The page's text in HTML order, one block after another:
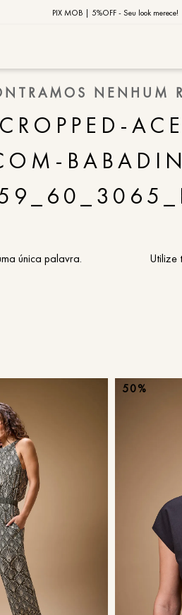
PIX MOB | 5%OFF - Seu look merece!
10% OFF na primeira compra | Cupom:
MOB | Preview Índia
NENHUM
única palavra. Utilize
50%